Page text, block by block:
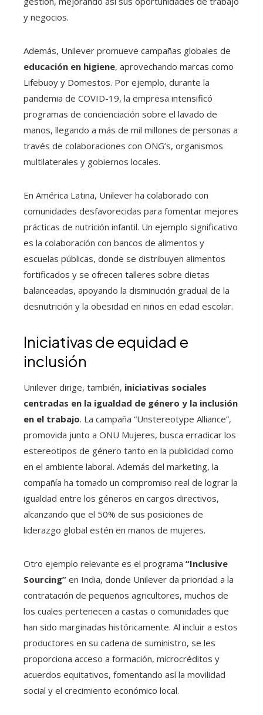
y negocios.
Además, Unilever promueve campañas globales de
educación en higiene, aprovechando marcas como
Lifebuoy y Domestos. Por ejemplo, durante la
pandemia de COVID-19, la empresa intensificó
programas de concienciación sobre el lavado de
manos, llegando a más de mil millones de personas a
través de colaboraciones con ONG’s, organismos
multilaterales y gobiernos locales.
En América Latina, Unilever ha colaborado con
comunidades desfavorecidas para fomentar mejores
prácticas de nutrición infantil. Un ejemplo significativo
es la colaboración con bancos de alimentos y
escuelas públicas, donde se distribuyen alimentos
fortificados y se ofrecen talleres sobre dietas
balanceadas, apoyando la disminución gradual de la
desnutrición y la obesidad en niños en edad escolar.
Iniciativas de equidad e
inclusión
Unilever dirige, también, iniciativas sociales
centradas en la igualdad de género y la inclusión
en el trabajo. La campaña “Unstereotype Alliance”,
promovida junto a ONU Mujeres, busca erradicar los
estereotipos de género tanto en la publicidad como
en el ambiente laboral. Además del marketing, la
compañía ha tomado un compromiso real de lograr la
igualdad entre los géneros en cargos directivos,
alcanzando que el 50% de sus posiciones de
liderazgo global estén en manos de mujeres.
Otro ejemplo relevante es el programa “Inclusive
Sourcing” en India, donde Unilever da prioridad a la
contratación de pequeños agricultores, muchos de
los cuales pertenecen a castas o comunidades que
han sido marginadas históricamente. Al incluir a estos
productores en su cadena de suministro, se les
proporciona acceso a formación, microcréditos y
acuerdos equitativos, fomentando así la movilidad
social y el crecimiento económico local.